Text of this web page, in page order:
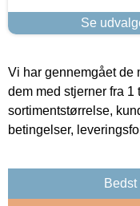
Se
Vi har gennemgået
dem med stjerner fra 1
sortimentstørrelse,
betingelser,